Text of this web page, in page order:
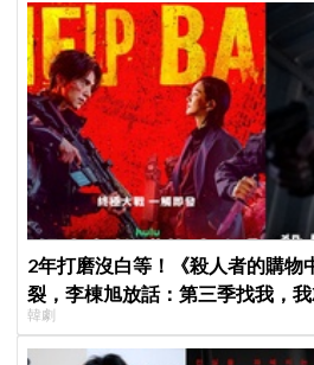
2年打磨沒白等！《殺人者的購物
裂，李棟旭放話：第三季找我，
韓劇